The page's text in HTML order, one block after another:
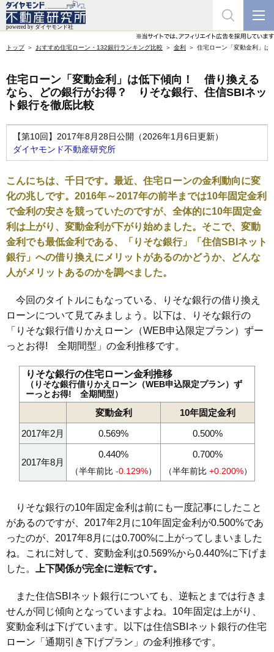
トップ おすすめ住宅ローン・132銀行ランキング比較 金利 住宅ローン「変動金利」
住宅ローン「変動金利」は低下傾向！ 借り換える
なら、どの銀行がお得？ りそな銀行、住信SBIネッ
ト銀行を徹底比較
【第10回】2017年8月28日公開（2026年1月6日更新）
ダイヤモンド不動産研究所
こんにちは、千日です。最近、住宅ローンの金利動向に変
化の兆しです。2016年～2017年の前半までは10年固定金利
で金利の安さを競っていたのですが、全体的に10年固定金
利は上がり、変動金利が下がり始めました。そこで、変動
金利でも最低金利である、「りそな銀行」「住信SBIネット
銀行」への借り換えにメリットがあるのかどうか、どんな
人がメリットあるのかを調べました。
今回のタイトルにもなっている、りそな銀行の借り換え
ローンについて見てみましょう。以下は、りそな銀行の
「りそな銀行借りかえローン（WEB申込限定プラン）ずー
っとお得! 全期間型」の金利推移です。
りそな銀行の住宅ローン金利推移
（りそな銀行借りかえローン（WEB申込限定プラン）ず
ーっとお得! 全期間型）
変動金利
10年固定金利
2017年2月
0.569% 0.500%
2017年8月
0.440%
（半年前比 -0.129%）
0.700%
（半年前比 +0.200%）
りそな銀行の10年固定金利は前にも一度記事にしたこと
があるのですが、2017年2月に10年固定金利が0.500%であ
ったのが、2017年8月には0.700%に上がってしまいました
ね。これに対して、変動金利は0.569%から0.440%に下げま
した。
上下関係が完全に逆転です。
また住信SBIネット銀行についても、逆転とまでは行きま
せんが同じ傾向となっていますよね。10年固定は上がり、
変動金利は下げています。以下は住信SBIネット銀行の住宅
ローン「通期引き下げプラン」の金利推移です。